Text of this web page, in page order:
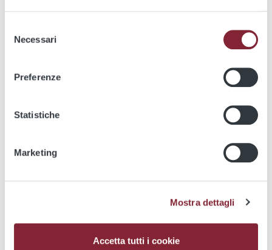
delNecessari
Preferenze
Statistiche
Marketing
Mostra dettagli
Accetta tutti i cookie
Multimedia
Videos
Media kit
Service Update
We apologize for the inconvenience. Currently this